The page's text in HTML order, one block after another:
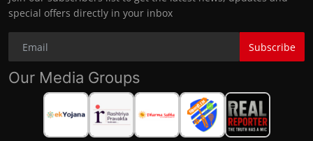
special offers directly in your inbox
Subscribe
Our Media Groups